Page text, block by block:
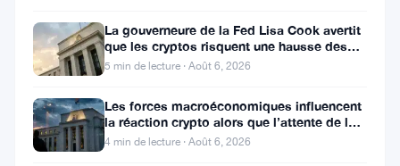
historiques
s’aventurent
dans
l’univers
des
La gouverneure de la Fed Lisa Cook avertit
que les cryptos risquent une hausse des
taux
5 min de lecture · Août 6, 2026
Les forces macroéconomiques influencent
la réaction crypto alors que l’attente de la
Fed se poursuit
4 min de lecture · Août 6, 2026